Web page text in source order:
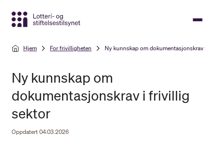
Hjem For frivilligheten Ny kunnskap om dokumentasjonskrav i
Ny kunnskap om
dokumentasjonskrav i frivillig
sektor
Oppdatert 04.03.2026